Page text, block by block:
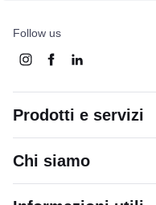
Follow us
Prodotti e servizi
Chi siamo